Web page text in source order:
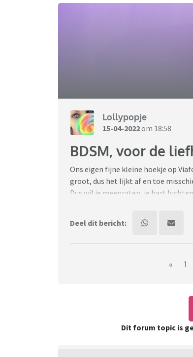
Lollypopje
15-04-2022om 18:58
BDSM, voor de
Ons eigen fijne kleine hoekje op
groot, dus het lijkt af en toe
Dus wil je meepraten, je hart
van BDSM dan ook, stort jezelf er
Aangezien de meeste mensen die
informatie zijn hier wat links naar
Deel dit bericht:
« 1
Dit forum topic is